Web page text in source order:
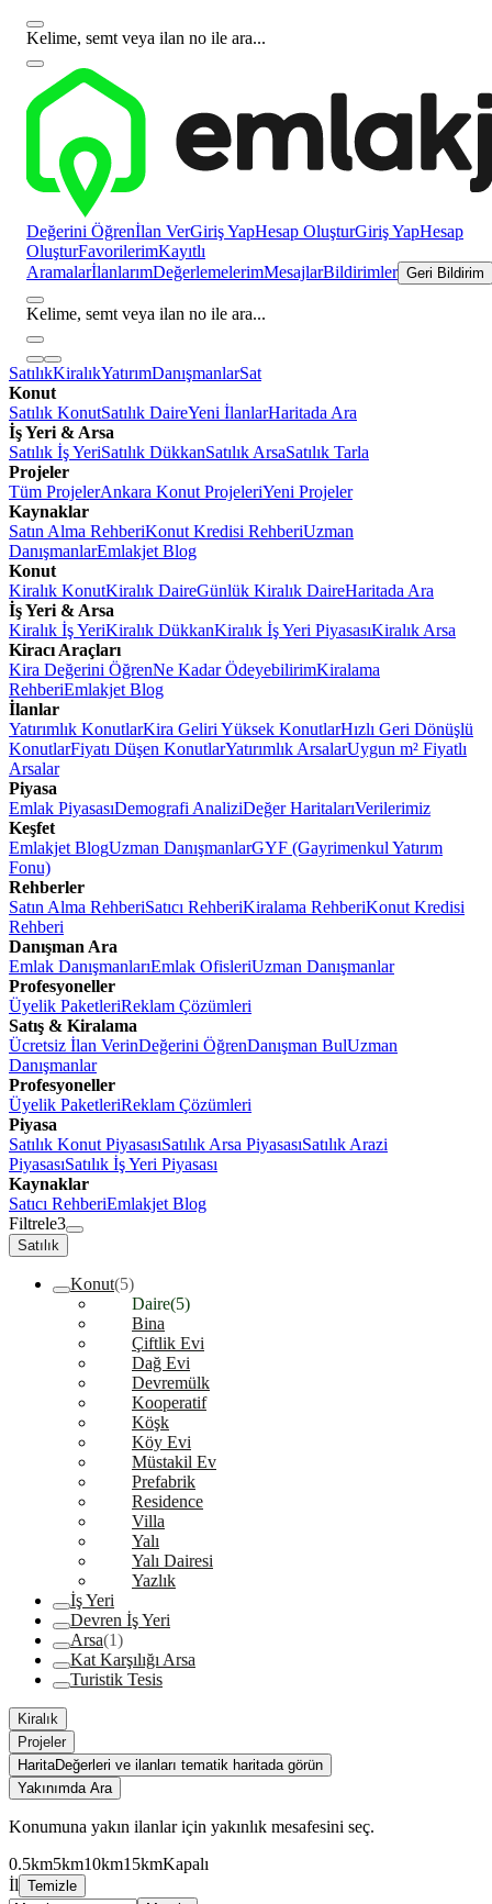
Kelime, semt veya ilan no ile ara...
Değerini Öğrenİlan VerGiriş YapHesap OluşturGiriş YapHesap
OluşturFavorilerimKayıtlı
AramalarİlanlarımDeğerlemelerimMesajlarBildirimler Geri Bildirim
Kelime, semt veya ilan no ile ara...
SatılıkKiralıkYatırımDanışmanlarSat
Konut
Satılık KonutSatılık DaireYeni İlanlarHaritada Ara
İş Yeri & Arsa
Satılık İş YeriSatılık DükkanSatılık ArsaSatılık Tarla
Projeler
Tüm ProjelerAnkara Konut ProjeleriYeni Projeler
Kaynaklar
Satın Alma RehberiKonut Kredisi RehberiUzman
DanışmanlarEmlakjet Blog
Konut
Kiralık KonutKiralık DaireGünlük Kiralık DaireHaritada Ara
İş Yeri & Arsa
Kiralık İş YeriKiralık DükkanKiralık İş Yeri PiyasasıKiralık Arsa
Kiracı Araçları
Kira Değerini ÖğrenNe Kadar ÖdeyebilirimKiralama
RehberiEmlakjet Blog
İlanlar
Yatırımlık KonutlarKira Geliri Yüksek KonutlarHızlı Geri Dönüşlü
KonutlarFiyatı Düşen KonutlarYatırımlık ArsalarUygun m² Fiyatlı
Arsalar
Piyasa
Emlak PiyasasıDemografi AnaliziDeğer HaritalarıVerilerimiz
Keşfet
Emlakjet BlogUzman DanışmanlarGYF (Gayrimenkul Yatırım
Fonu)
Rehberler
Satın Alma RehberiSatıcı RehberiKiralama RehberiKonut Kredisi
Rehberi
Danışman Ara
Emlak DanışmanlarıEmlak OfisleriUzman Danışmanlar
Profesyoneller
Üyelik PaketleriReklam Çözümleri
Satış & Kiralama
Ücretsiz İlan VerinDeğerini ÖğrenDanışman BulUzman
Danışmanlar
Profesyoneller
Üyelik PaketleriReklam Çözümleri
Piyasa
Satılık Konut PiyasasıSatılık Arsa PiyasasıSatılık Arazi
PiyasasıSatılık İş Yeri Piyasası
Kaynaklar
Satıcı RehberiEmlakjet Blog
Filtrele3
Satılık
Konut(5)
Daire(5)
Bina
Çiftlik Evi
Dağ Evi
Devremülk
Kooperatif
Köşk
Köy Evi
Müstakil Ev
Prefabrik
Residence
Villa
Yalı
Yalı Dairesi
Yazlık
İş Yeri
Devren İş Yeri
Arsa(1)
Kat Karşılığı Arsa
Turistik Tesis
Kiralık
Projeler
HaritaDeğerleri ve ilanları tematik haritada görün
Yakınımda Ara
Konumuna yakın ilanlar için yakınlık mesafesini seç.
0.5km5km10km15kmKapalı
İl Temizle